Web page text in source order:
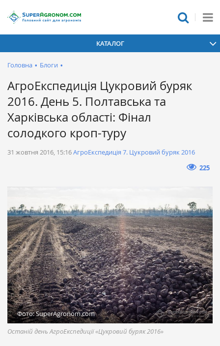
КАТАЛОГ
Головна • Блоги •
АгроЕкспедиція Цукровий буряк
2016. День 5. Полтавська та
Харківська області: Фінал
солодкого кроп-туру
31 жовтня 2016, 15:16АгроЕкспедиція 7. Цукровий буряк 2016
225
Фото: SuperAgronom.com
Останій день АгроЕкспедиції «Цукровий буряк 2016»